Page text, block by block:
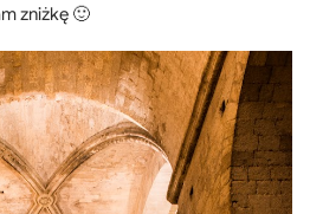
zniżkę 🙂